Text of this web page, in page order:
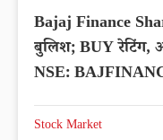
Bajaj Finance
बुलिश; BUY रेटिंग,
NSE:
Stock Market